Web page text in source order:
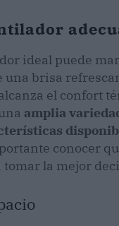
ideal puede
brisa
el confort
amplia
conocer
la mejor